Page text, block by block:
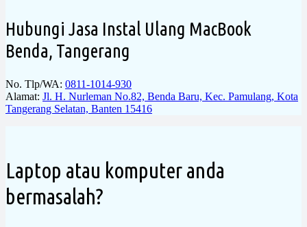
Hubungi Jasa Instal Ulang MacBook
Benda, Tangerang
No. Tlp/WA: 0811-1014-930
Alamat: Jl. H. Nurleman No.82, Benda Baru, Kec. Pamulang, Kota
Tangerang Selatan, Banten 15416
Laptop atau komputer anda
bermasalah?